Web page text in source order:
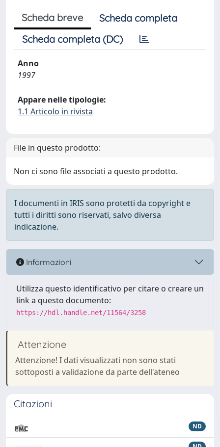
Scheda breve
Scheda completa
Scheda completa (DC)
Anno
1997
Appare nelle tipologie:
1.1 Articolo in rivista
File in questo prodotto:
Non ci sono file associati a questo prodotto.
I documenti in IRIS sono protetti da copyright e
tutti i diritti sono riservati, salvo diversa
indicazione.
Informazioni
Utilizza questo identificativo per citare o creare un
link a questo documento:
https://hdl.handle.net/11564/3258
Attenzione
Attenzione! I dati visualizzati non sono stati
sottoposti a validazione da parte dell'ateneo
Citazioni
ND